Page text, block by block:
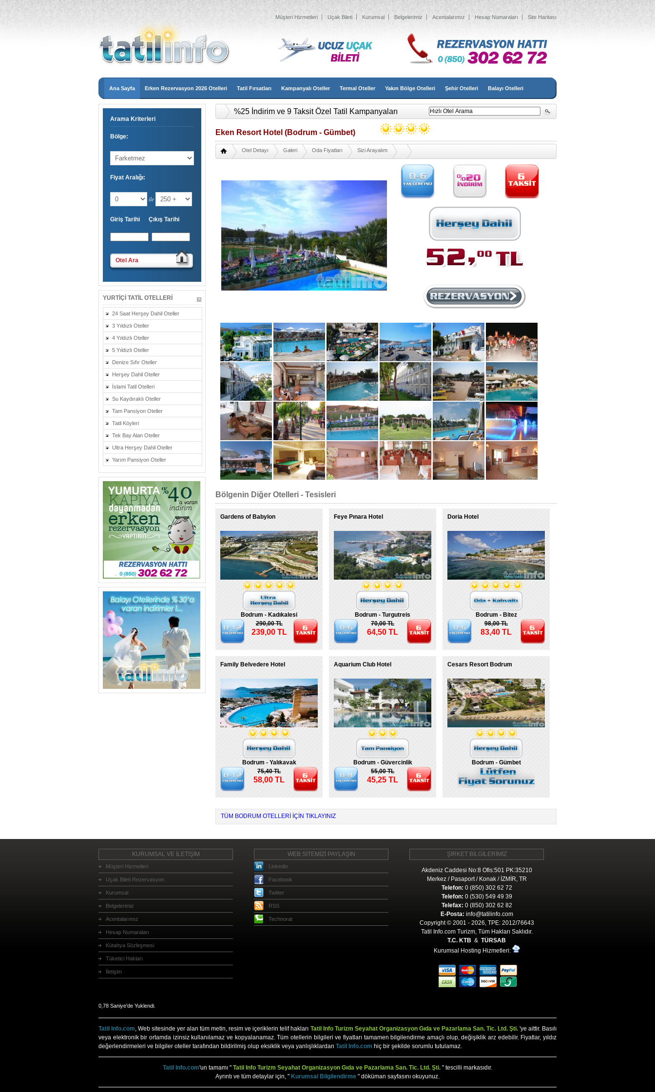
Müşteri Hizmetleri Uçak Bileti Kurumsal Belgelerimiz Acentalarımız Hesap Numaraları Site Haritası
Ana Sayfa Erken Rezervasyon 2026 Otelleri Tatil Fırsatları Kampanyalı Oteller Termal Oteller Yakın Bölge Otelleri Şehir Otelleri Balayı Otelleri
Arama Kriterleri
Bölge:
Fiyat Aralığı:
ile
Giriş Tarihi Çıkış Tarihi
Otel Ara
YURTIÇI TATIL OTELLERI
24 Saat Herşey Dahil Oteller
3 Yıldızlı Oteller
4 Yıldızlı Oteller
5 Yıldızlı Oteller
Denize Sıfır Oteller
Herşey Dahil Oteller
İslami Tatil Otelleri
Su Kaydıraklı Oteller
Tam Pansiyon Oteller
Tatil Köyleri
Tek Bay Alan Oteller
Ultra Herşey Dahil Oteller
Yarım Pansiyon Oteller
%25 İndirim ve 9 Taksit Özel Tatil Kampanyaları
Eken Resort Hotel (Bodrum - Gümbet)
Otel Detayı Galeri Oda Fiyatları Sizi Arayalım
Bölgenin Diğer Otelleri - Tesisleri
Gardens of Babylon
Bodrum - Kadıkalesi
290,00 TL
239,00 TL
Feye Pınara Hotel
Bodrum - Turgutreis
70,00 TL
64,50 TL
Doria Hotel
Bodrum - Bitez
98,00 TL
83,40 TL
Family Belvedere Hotel
Bodrum - Yalıkavak
75,40 TL
58,00 TL
Aquarium Club Hotel
Bodrum - Güvercinlik
55,00 TL
45,25 TL
Cesars Resort Bodrum
Bodrum - Gümbet
TÜM BODRUM OTELLERI IÇIN TIKLAYINIZ
KURUMSAL VE İLETİŞİM
Müşteri Hizmetleri
Uçak Bileti Rezervasyon
Kurumsal
Belgelerimiz
Acentalarımız
Hesap Numaraları
Kütahya Sözleşmesi
Tüketici Hakları
İletişim
WEB SİTEMİZİ PAYLAŞIN
Linkedin
Facebook
Twitter
RSS
Technorat
ŞİRKET BİLGİLERİMİZ
Akdeniz Caddesi No:8 Ofis:501 PK:35210
Merkez / Pasaport / Konak / İZMİR, TR
Telefon: 0 (850) 302 62 72
Telefon: 0 (530) 549 49 39
Telefax: 0 (850) 302 62 82
E-Posta: info@tatilinfo.com
Copyright © 2001 - 2026, TPE: 2012/76643
Tatil Info.com Turizm, Tüm Hakları Saklıdır.
T.C. KTB & TÜRSAB
Kurumsal Hosting Hizmetleri:
0,78 Saniye'de Yuklendi.
Tatil Info.com, Web sitesinde yer alan tüm metin, resim ve içeriklerin telif hakları Tatil Info Turizm Seyahat Organizasyon Gıda ve Pazarlama San. Tic. Ltd. Şti.'ye aittir. Basılı
veya elektronik bir ortamda izinsiz kullanılamaz ve kopyalanamaz. Tüm otellerin bilgileri ve fiyatları tamamen bilgilendirme amaçlı olup, değişiklik arz edebilir. Fiyatlar, yıldız
değerlendirmeleri ve bilgiler oteller tarafından bildirilmiş olup eksiklik veya yanlışlıklardan Tatil Info.com hiç bir şekilde sorumlu tutulamaz.
Tatil Info.com'un tamamı " Tatil Info Turizm Seyahat Organizasyon Gıda ve Pazarlama San. Tic. Ltd. Şti. " tescilli markasıdır.
Ayrıntı ve tüm detaylar için, " Kurumsal Bilgilendirme " döküman sayfasını okuyunuz.